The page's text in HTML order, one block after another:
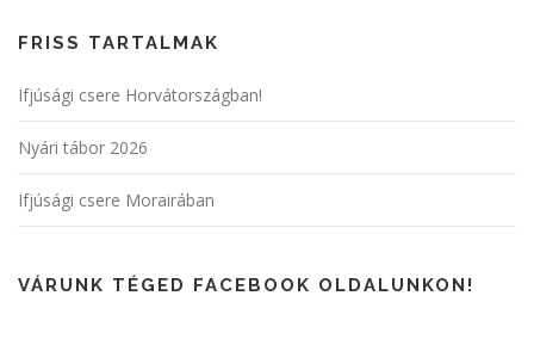
FRISS TARTALMAK
Ifjúsági csere Horvátországban!
Nyári tábor 2026
Ifjúsági csere Morairában
VÁRUNK TÉGED FACEBOOK OLDALUNKON!